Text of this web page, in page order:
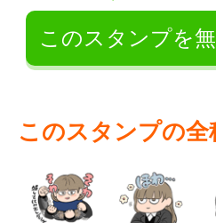
このスタンプを
このスタンプの全